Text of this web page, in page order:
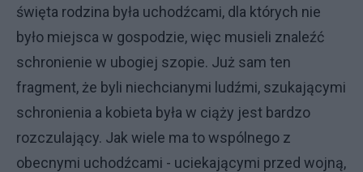
święta rodzina była uchodźcami, dla których nie
było miejsca w gospodzie, więc musieli znaleźć
schronienie w ubogiej szopie. Już sam ten
fragment, że byli niechcianymi ludźmi, szukającymi
schronienia a kobieta była w ciąży jest bardzo
rozczulający. Jak wiele ma to wspólnego z
obecnymi uchodźcami - uciekającymi przed wojną,